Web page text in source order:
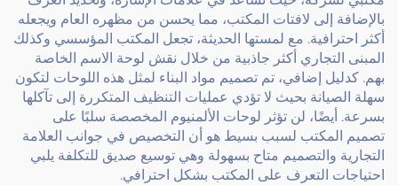
بالإضافة إلى لافتات المكتب، مما يحسن من مظهره العام ويجعله
أكثر احترافية. مع لمستها الحديثة، تجعل المكتب المؤسسي وكذلك
المبنى التجاري أكثر جاذبية من خلال نقش لوحة الاسم الخاصة
بهم. كدليل إضافي، تم تصميم مواد البناء لمثل هذه اللوحات لتكون
سهلة الصيانة بحيث لا تؤدي عمليات التنظيف المتكررة إلى تآكلها
بسرعة. أيضًا، لن تؤثر لوحات الألمنيوم المخصصة سلبًا على
تصميم المكتب لسبب بسيط هو أن التخصيص في جوانب العلامة
التجارية والتصميم متاح بسهولة وهي توسيع صديق للتكلفة يلبي
احتياجات التعرف على المكتب بشكل احترافي.